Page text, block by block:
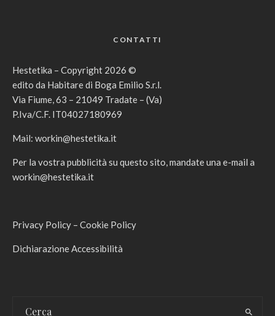
CONTATTI
Hestetika – Copyright 2026 ©
edito da Habitare di Boga Emilio S.r.l.
Via Fiume, 63 – 21049 Tradate – (Va)
P.Iva/C.F. IT04027180969
Mail: workin@hestetika.it
Per la vostra pubblicità su questo sito, mandate una e-mail a
workin@hestetika.it
Privacy Policy – Cookie Policy
Dichiarazione Accessibilità